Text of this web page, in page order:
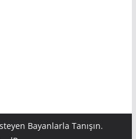
Bayanlarla Tanışın.